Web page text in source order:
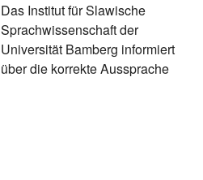
Das Institut für Slawische
Sprachwissenschaft der
Universität Bamberg informiert
über die korrekte Aussprache